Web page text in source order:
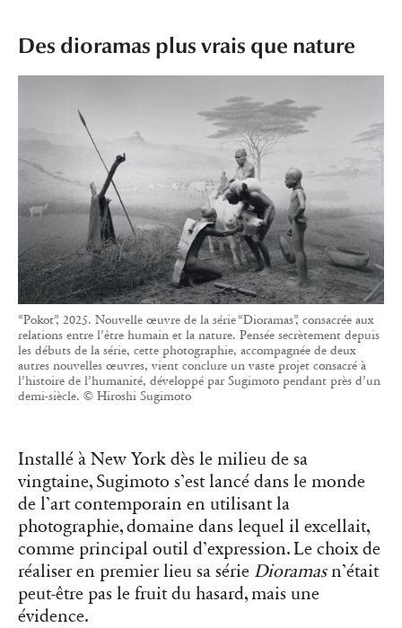
Des dioramas plus vrais que nature
“Pokot”, 2025. Nouvelle œuvre de la série “Dioramas”, consacrée aux
relations entre l’être humain et la nature. Pensée secrètement depuis
les débuts de la série, cette photographie, accompagnée de deux
autres nouvelles œuvres, vient conclure un vaste projet consacré à
l’histoire de l’humanité, développé par Sugimoto pendant près d’un
demi-siècle. © Hiroshi Sugimoto
Installé à New York dès le milieu de sa
vingtaine, Sugimoto s’est lancé dans le monde
de l’art contemporain en utilisant la
photographie, domaine dans lequel il excellait,
comme principal outil d’expression. Le choix de
réaliser en premier lieu sa série Dioramasn’était
peut-être pas le fruit du hasard, mais une
évidence.